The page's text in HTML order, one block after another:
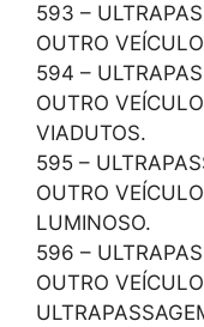
593 –
OUTRO
594 –
OUTRO
VIADUTOS.
595 –
OUTRO
LUMINOSO.
596 –
OUTRO